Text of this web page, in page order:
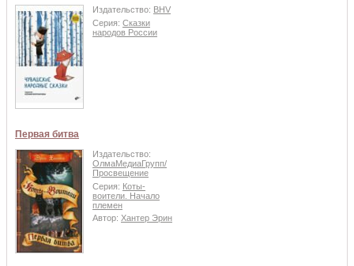
Издательство: BHV
Серия: Сказки
народов России
Первая битва
Издательство:
ОлмаМедиаГрупп/
Просвещение
Серия: Коты-
воители. Начало
племен
Автор: Хантер Эрин